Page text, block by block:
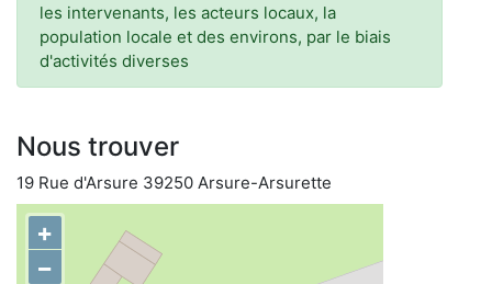
les intervenants, les acteurs locaux, la
population locale et des environs, par le biais
d'activités diverses
Nous trouver
19 Rue d'Arsure 39250 Arsure-Arsurette
+
−